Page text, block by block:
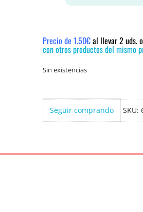
Precio de 1.50€al llevar 2 uds.
con otros productos del mismo
Sin existencias
Seguir comprando SKU: